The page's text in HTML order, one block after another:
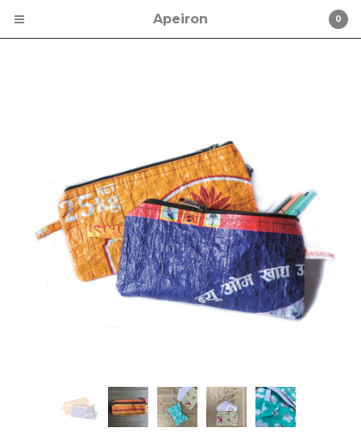
Per la tua Casa / For Your
Home
Abbigliamento / Clothing
Accessori / Accessories
Ricorrenze Speciali / Special
Chi Siamo / About Us
Metodi di pagamento /
Payment Methods
0
Apeiron